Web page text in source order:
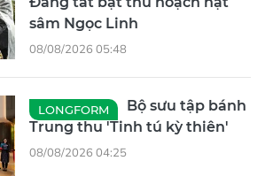
sâm Ngọc Linh
08/08/2026 05:48
LONGFORM
Bộ sưu tập bánh
Trung thu 'Tinh tú kỳ thiên'
08/08/2026 04:25